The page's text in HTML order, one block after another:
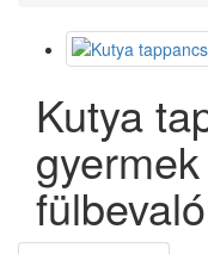
Kutya
fülbevaló